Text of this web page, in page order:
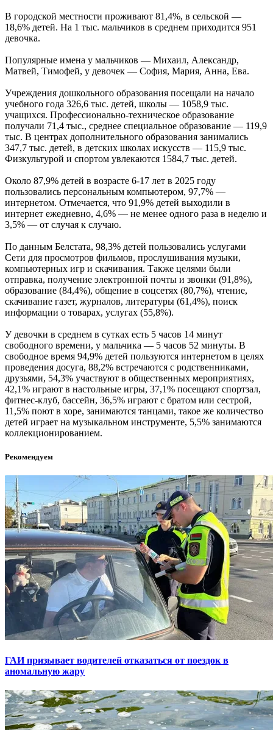
В городской местности проживают 81,4%, в сельской —
18,6% детей. На 1 тыс. мальчиков в среднем приходится 951
девочка.
Популярные имена у мальчиков — Михаил, Александр,
Матвей, Тимофей, у девочек — София, Мария, Анна, Ева.
Учреждения дошкольного образования посещали на начало
учебного года 326,6 тыс. детей, школы — 1058,9 тыс.
учащихся. Профессионально-техническое образование
получали 71,4 тыс., среднее специальное образование — 119,9
тыс. В центрах дополнительного образования занимались
347,7 тыс. детей, в детских школах искусств — 115,9 тыс.
Физкультурой и спортом увлекаются 1584,7 тыс. детей.
Около 87,9% детей в возрасте 6-17 лет в 2025 году
пользовались персональным компьютером, 97,7% —
интернетом. Отмечается, что 91,9% детей выходили в
интернет ежедневно, 4,6% — не менее одного раза в неделю и
3,5% — от случая к случаю.
По данным Белстата, 98,3% детей пользовались услугами
Сети для просмотров фильмов, прослушивания музыки,
компьютерных игр и скачивания. Также целями были
отправка, получение электронной почты и звонки (91,8%),
образование (84,4%), общение в соцсетях (80,7%), чтение,
скачивание газет, журналов, литературы (61,4%), поиск
информации о товарах, услугах (55,8%).
У девочки в среднем в сутках есть 5 часов 14 минут
свободного времени, у мальчика — 5 часов 52 минуты. В
свободное время 94,9% детей пользуются интернетом в целях
проведения досуга, 88,2% встречаются с родственниками,
друзьями, 54,3% участвуют в общественных мероприятиях,
42,1% играют в настольные игры, 37,1% посещают спортзал,
фитнес-клуб, бассейн, 36,5% играют с братом или сестрой,
11,5% поют в хоре, занимаются танцами, такое же количество
детей играет на музыкальном инструменте, 5,5% занимаются
коллекционированием.
Рекомендуем
ГАИ призывает водителей отказаться от поездок в
аномальную жару